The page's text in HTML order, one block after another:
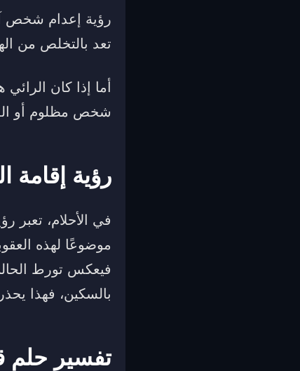
رؤية إعدام شخص
تعد بالتخلص من
أما إذا كان
شخص مظلوم أو
رؤية إقامة
في الأحلام، تعبر
موضوعًا لهذه
فيعكس تورط
بالسكين، فهذا
تفسير حلم